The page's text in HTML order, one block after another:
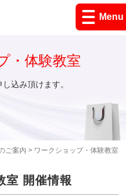
Menu
ご案内 > ワークショップ・体験教室
・体験教室
込み頂けます。
室 開催情報